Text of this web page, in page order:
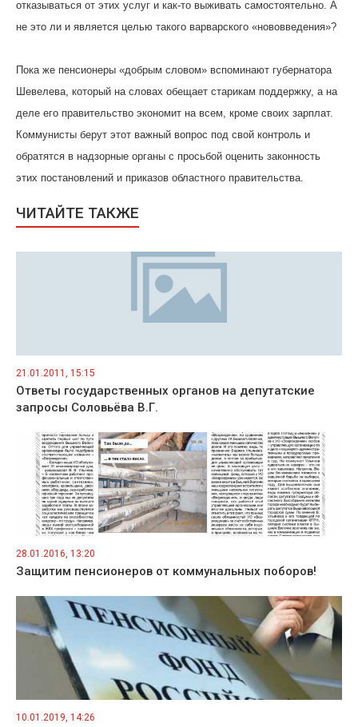
отказываться от этих услуг и как-то выживать самостоятельно. А
не это ли и является целью такого варварского «нововведения»?
Пока же пенсионеры «добрым словом» вспоминают губернатора
Шевелева, который на словах обещает старикам поддержку, а на
деле его правительство экономит на всем, кроме своих зарплат.
Коммунисты берут этот важный вопрос под свой контроль и
обратятся в надзорные органы с просьбой оценить законность
этих постановлений и приказов областного правительства.
ЧИТАЙТЕ ТАКЖЕ
21.01.2011, 15:15
Ответы государственных органов на депутатские
запросы Соловьёва В.Г.
28.01.2016, 13:20
Защитим пенсионеров от коммунальных поборов!
10.01.2019, 14:26